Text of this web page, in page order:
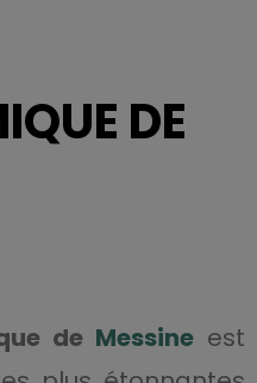
DE
de Messine est